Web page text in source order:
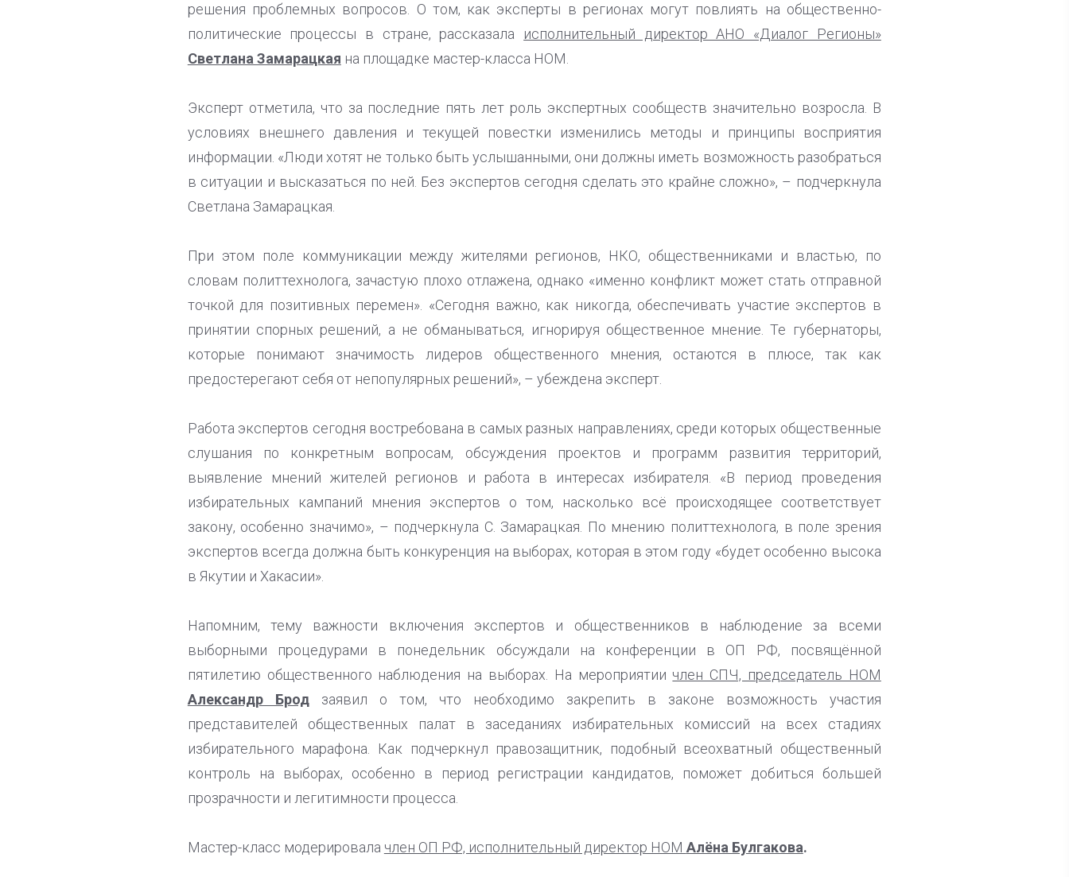
решения проблемных вопросов. О том, как эксперты в регионах могут повлиять на общественно-
политические процессы в стране, рассказала исполнительный директор АНО «Диалог Регионы»
Светлана Замарацкая на площадке мастер-класса НОМ.
Эксперт отметила, что за последние пять лет роль экспертных сообществ значительно возросла. В
условиях внешнего давления и текущей повестки изменились методы и принципы восприятия
информации. «Люди хотят не только быть услышанными, они должны иметь возможность разобраться
в ситуации и высказаться по ней. Без экспертов сегодня сделать это крайне сложно», – подчеркнула
Светлана Замарацкая.
При этом поле коммуникации между жителями регионов, НКО, общественниками и властью, по
словам политтехнолога, зачастую плохо отлажена, однако «именно конфликт может стать отправной
точкой для позитивных перемен». «Сегодня важно, как никогда, обеспечивать участие экспертов в
принятии спорных решений, а не обманываться, игнорируя общественное мнение. Те губернаторы,
которые понимают значимость лидеров общественного мнения, остаются в плюсе, так как
предостерегают себя от непопулярных решений», – убеждена эксперт.
Работа экспертов сегодня востребована в самых разных направлениях, среди которых общественные
слушания по конкретным вопросам, обсуждения проектов и программ развития территорий,
выявление мнений жителей регионов и работа в интересах избирателя. «В период проведения
избирательных кампаний мнения экспертов о том, насколько всё происходящее соответствует
закону, особенно значимо», – подчеркнула С. Замарацкая. По мнению политтехнолога, в поле зрения
экспертов всегда должна быть конкуренция на выборах, которая в этом году «будет особенно высока
в Якутии и Хакасии».
Напомним, тему важности включения экспертов и общественников в наблюдение за всеми
выборными процедурами в понедельник обсуждали на конференции в ОП РФ, посвящённой
пятилетию общественного наблюдения на выборах. На мероприятии член СПЧ, председатель НОМ
Александр Брод
заявил о том, что необходимо закрепить в законе возможность участия
представителей общественных палат в заседаниях избирательных комиссий на всех стадиях
избирательного марафона. Как подчеркнул правозащитник, подобный всеохватный общественный
контроль на выборах, особенно в период регистрации кандидатов, поможет добиться большей
прозрачности и легитимности процесса.
Мастер-класс модерировала член ОП РФ, исполнительный директор НОМ Алёна Булгакова.